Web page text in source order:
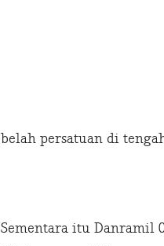
belah persatuan di
Sementara itu Danramil